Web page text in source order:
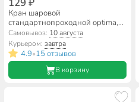
Кран шаровой
стандартнопроходной optima,
полипропилен, d32 мм, белый,
Valfex
Самовывоз: 10 августа
Курьером:завтра
4.9•15 отзывов
В корзину